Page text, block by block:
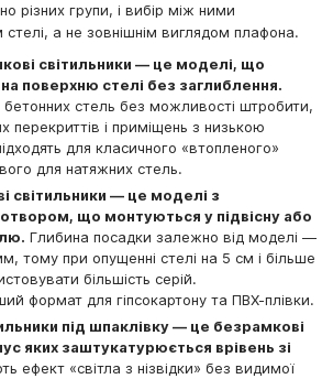
різних групи, і вибір між ними
а не зовнішнім виглядом плафона.
світильники — це моделі, що
поверхню стелі без заглиблення.
бетонних стель без можливості штробити,
перекриттів і приміщень з низькою
для класичного «втопленого»
для натяжних стель.
світильники — це моделі з
що монтуються у підвісну або
Глибина посадки залежно від моделі —
тому при опущенні стелі на 5 см і більше
більшість серій.
формат для гіпсокартону та ПВХ-плівки.
під шпаклівку — це безрамкові
яких заштукатурюється врівень зі
ефект «світла з нізвідки» без видимої